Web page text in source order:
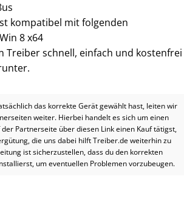
kompatibel mit folgenden
8 x64
Treiber schnell, einfach und kostenfrei
das korrekte Gerät gewählt hast, leiten wir
weiter. Hierbei handelt es sich um einen
Partnerseite über diesen Link einen Kauf tätigst,
die uns dabei hilft Treiber.de weiterhin zu
ist sicherzustellen, dass du den korrekten
um eventuellen Problemen vorzubeugen.